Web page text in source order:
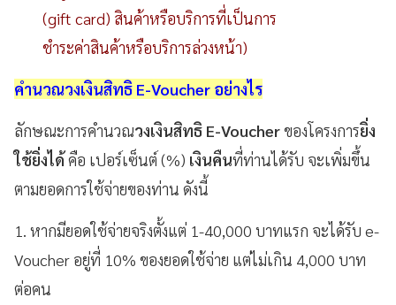
(gift card) สินค้าหรือบริการที่เป็นการ
ชำระค่าสินค้าหรือบริการล่วงหน้า)
คำนวณวงเงินสิทธิ E-Voucher อย่างไร
ลักษณะการคำนวณวงเงินสิทธิ E-Voucherของโครงการยิ่ง
ใช้ยิ่งได้คือ เปอร์เซ็นต์ (%) เงินคืนที่ท่านได้รับ จะเพิ่มขึ้น
ตามยอดการใช้จ่ายของท่าน ดังนี้
1. หากมียอดใช้จ่ายจริงตั้งแต่ 1-40,000 บาทแรก จะได้รับ e-
Voucher อยู่ที่ 10% ของยอดใช้จ่าย แต่ไม่เกิน 4,000 บาท
ต่อคน